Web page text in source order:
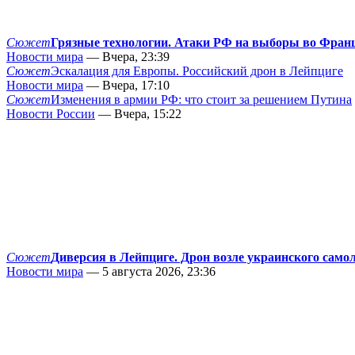
СюжетГрязные технологии. Атаки РФ на выборы во
Новости мира — Вчера, 23:39
СюжетЭскалация для Европы. Российский дрон в Лейпциге
Новости мира — Вчера, 17:10
СюжетИзменения в армии РФ: что стоит за решением Путина
Новости России — Вчера, 15:22
СюжетДиверсия в Лейпциге. Дрон возле украинского
Новости мира — 5 августа 2026, 23:36